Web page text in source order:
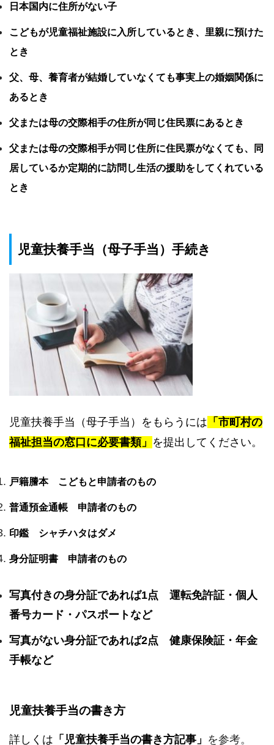
日本国内に住所がない子
こどもが児童福祉施設に入所しているとき、里親に預けた
とき
父、母、養育者が結婚していなくても事実上の婚姻関係に
あるとき
父または母の交際相手の住所が同じ住民票にあるとき
父または母の交際相手が同じ住所に住民票がなくても、同
居しているか定期的に訪問し生活の援助をしてくれている
とき
児童扶養手当（母子手当）手続き
児童扶養手当（母子手当）をもらうには 「市町村の
福祉担当の窓口に必要書類」 を提出してください。
戸籍謄本 こどもと申請者のもの
普通預金通帳 申請者のもの
印鑑 シャチハタはダメ
身分証明書 申請者のもの
写真付きの身分証であれば1点 運転免許証・個人
番号カード・パスポートなど
写真がない身分証であれば2点 健康保険証・年金
手帳など
児童扶養手当の書き方
詳しくは 「児童扶養手当の書き方記事」 を参考。